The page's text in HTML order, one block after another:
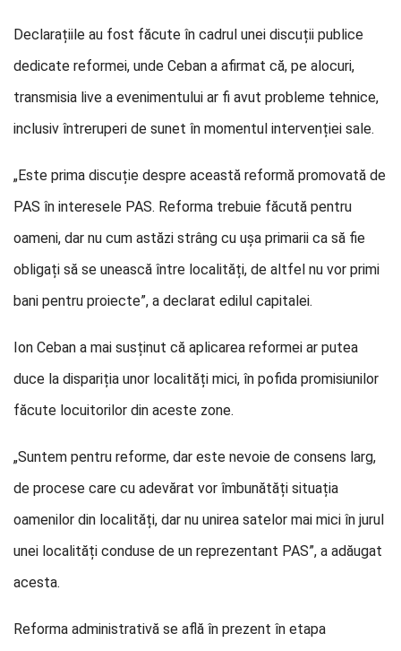
Declarațiile au fost făcute în cadrul unei discuții publice
dedicate reformei, unde Ceban a afirmat că, pe alocuri,
transmisia live a evenimentului ar fi avut probleme tehnice,
inclusiv întreruperi de sunet în momentul intervenției sale.
„Este prima discuție despre această reformă promovată de
PAS în interesele PAS. Reforma trebuie făcută pentru
oameni, dar nu cum astăzi strâng cu ușa primarii ca să fie
obligați să se unească între localități, de altfel nu vor primi
bani pentru proiecte”, a declarat edilul capitalei.
Ion Ceban a mai susținut că aplicarea reformei ar putea
duce la dispariția unor localități mici, în pofida promisiunilor
făcute locuitorilor din aceste zone.
„Suntem pentru reforme, dar este nevoie de consens larg,
de procese care cu adevărat vor îmbunătăți situația
oamenilor din localități, dar nu unirea satelor mai mici în jurul
unei localități conduse de un reprezentant PAS”, a adăugat
acesta.
Reforma administrativă se află în prezent în etapa